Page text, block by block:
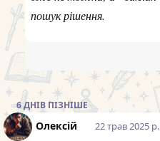
пошук рішення.
6 ДНІВ ПІЗНІШЕ
Олексій 22 трав 2025 р.